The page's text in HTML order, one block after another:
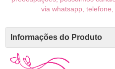
via whatsapp,
Informações do Produto